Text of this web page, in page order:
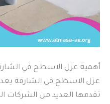
أهمية عزل الاسطح في
عزل الاسطح في الشارقة
تقدمها العديد من الشركات